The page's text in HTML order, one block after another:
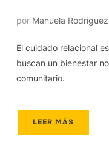
por Manuela
El cuidado relacional
buscan un bienestar
comunitario.
LEER MÁS